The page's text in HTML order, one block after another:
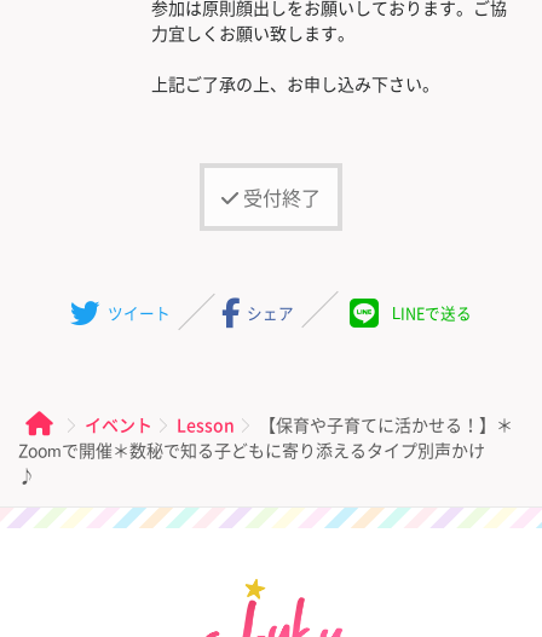
参加は原則顔出しをお願いしております。ご協
力宜しくお願い致します。
上記ご了承の上、お申し込み下さい。
受付終了
ツイート シェア LINEで送る
イベント Lesson
【保育や子育てに活かせる！】＊
Zoomで開催＊数秘で知る子どもに寄り添えるタイプ別声かけ
♪